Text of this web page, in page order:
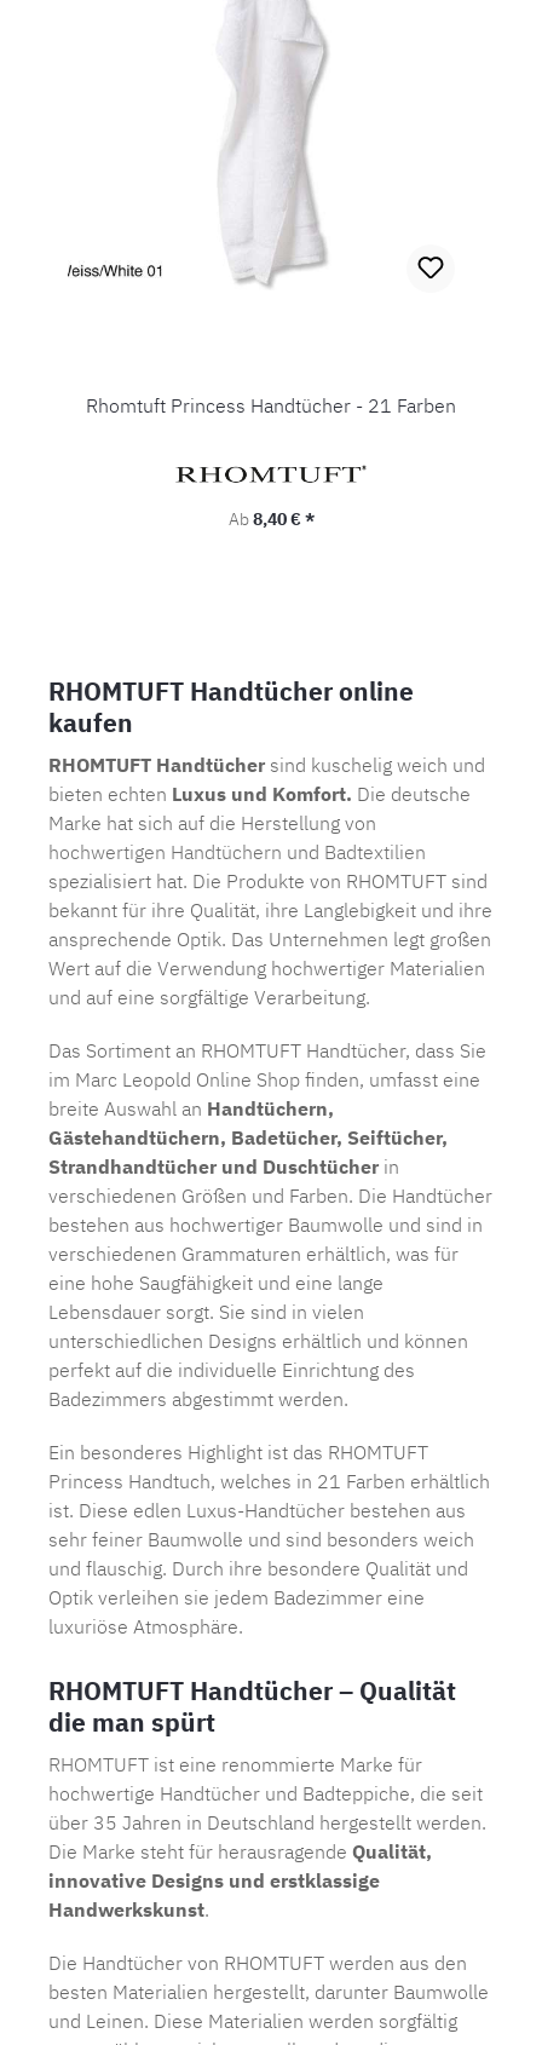
Rhomtuft Princess Handtücher - 21 Farben
Regulärer Preis:
Ab8,40 € *
RHOMTUFT Handtücher online
kaufen
RHOMTUFT Handtücher sind kuschelig weich und
bieten echten Luxus und Komfort. Die deutsche
Marke hat sich auf die Herstellung von
hochwertigen Handtüchern und Badtextilien
spezialisiert hat. Die Produkte von RHOMTUFT sind
bekannt für ihre Qualität, ihre Langlebigkeit und ihre
ansprechende Optik. Das Unternehmen legt großen
Wert auf die Verwendung hochwertiger Materialien
und auf eine sorgfältige Verarbeitung.
Das Sortiment an RHOMTUFT Handtücher, dass Sie
im Marc Leopold Online Shop finden, umfasst eine
breite Auswahl an Handtüchern,
Gästehandtüchern, Badetücher, Seiftücher,
Strandhandtücher und Duschtücher in
verschiedenen Größen und Farben. Die Handtücher
bestehen aus hochwertiger Baumwolle und sind in
verschiedenen Grammaturen erhältlich, was für
eine hohe Saugfähigkeit und eine lange
Lebensdauer sorgt. Sie sind in vielen
unterschiedlichen Designs erhältlich und können
perfekt auf die individuelle Einrichtung des
Badezimmers abgestimmt werden.
Ein besonderes Highlight ist das RHOMTUFT
Princess Handtuch, welches in 21 Farben erhältlich
ist. Diese edlen Luxus-Handtücher bestehen aus
sehr feiner Baumwolle und sind besonders weich
und flauschig. Durch ihre besondere Qualität und
Optik verleihen sie jedem Badezimmer eine
luxuriöse Atmosphäre.
RHOMTUFT Handtücher – Qualität
die man spürt
RHOMTUFT ist eine renommierte Marke für
hochwertige Handtücher und Badteppiche, die seit
über 35 Jahren in Deutschland hergestellt werden.
Die Marke steht für herausragende Qualität,
innovative Designs und erstklassige
Handwerkskunst.
Die Handtücher von RHOMTUFT werden aus den
besten Materialien hergestellt, darunter Baumwolle
und Leinen. Diese Materialien werden sorgfältig